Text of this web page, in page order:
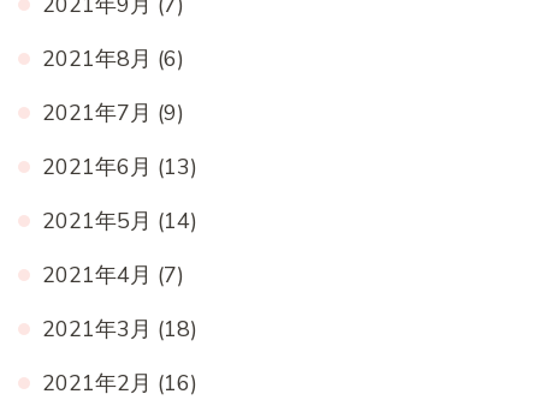
2021年8月 (6)
2021年7月 (9)
2021年6月 (13)
2021年5月 (14)
2021年4月 (7)
2021年3月 (18)
2021年2月 (16)